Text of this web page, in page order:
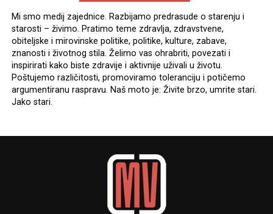
Mi smo medij zajednice. Razbijamo predrasude o starenju i
starosti – živimo. Pratimo teme zdravlja, zdravstvene,
obiteljske i mirovinske politike, politike, kulture, zabave,
znanosti i životnog stila. Želimo vas ohrabriti, povezati i
inspirirati kako biste zdravije i aktivnije uživali u životu.
Poštujemo različitosti, promoviramo toleranciju i potičemo
argumentiranu raspravu. Naš moto je: Živite brzo, umrite stari.
Jako stari.